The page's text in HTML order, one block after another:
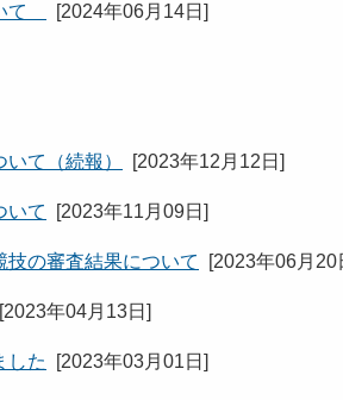
て [2024年06月14日 ]
て（続報） [2023年12月12日 ]
いて [2023年11月09日 ]
の審査結果について [2023年06月20
[2023年04月13日 ]
した [2023年03月01日 ]